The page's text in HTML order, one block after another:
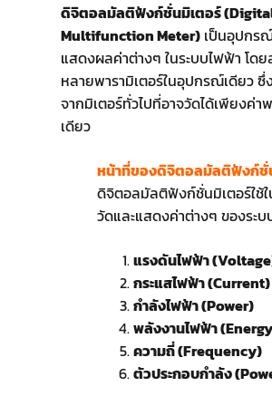
ดิจิตอลมัลติฟังก์ชั่นมิเตอร์
Multifunction Meter)เป็นอุปกร
แสดงผลค่าต่างๆ ในระบบไฟฟ้า โดย
หลายพารามิเตอร์ในอุปกรณ์เดียว
จากมิเตอร์ทั่วไปที่อาจวัดได้เพียงค่า
เดียว
หน้าที่ของดิจิตอลมัลติฟังก์ชั่
ดิจิตอลมัลติฟังก์ชั่นมิเตอร์ใช้
วัดและแสดงค่าต่างๆ ของระบ
แรงดันไฟฟ้า
กระแสไฟฟ้า (Current)
กำลังไฟฟ้า (Power)
พลังงานไฟฟ้า
ความถี่ (Frequency)
ตัวประกอบกำลัง